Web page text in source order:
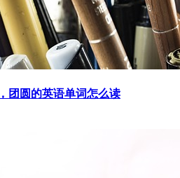
团圆的英语单词怎么读